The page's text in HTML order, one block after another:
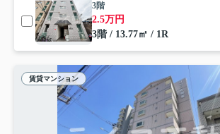
3階
2.5万円
3階 / 13.77㎡ / 1R
賃貸マンション